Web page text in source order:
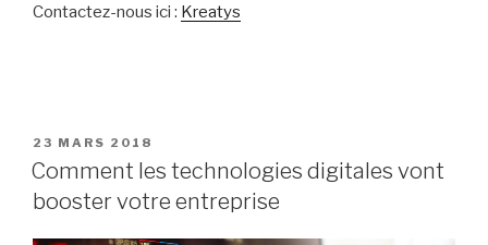
Contactez-nous ici : Kreatys
PUBLIÉ
LE
23 MARS 2018
Comment les technologies digitales vont
booster votre entreprise